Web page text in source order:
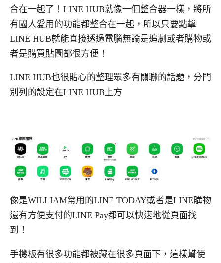
合在一起了！LINE HUB就像一個整合器一樣，將所
有國人愛用的功能都整合在一起，所以只要點擊
LINE HUB就能直接透過電腦無論是追劇或者購物或
者是購買貼圖都很方便！
LINE HUB也很貼心的整理眾多有關聯的話題，分門
別列的設定在LINE HUB上方
像是WILLIAM常用的LINE TODAY或者是LINE購物
還有方便支付的LINE Pay都可以快速地從頁面找
到！
手機板有很多功能都被藏在很多頁面下，這樣幫使